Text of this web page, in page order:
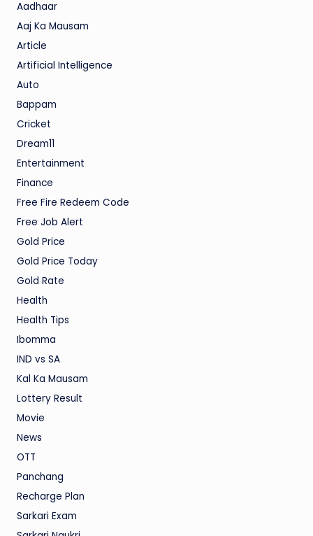
Aadhaar
Aaj Ka Mausam
Article
Artificial Intelligence
Auto
Bappam
Cricket
Dream11
Entertainment
Finance
Free Fire Redeem Code
Free Job Alert
Gold Price
Gold Price Today
Gold Rate
Health
Health Tips
Ibomma
IND vs SA
Kal Ka Mausam
Lottery Result
Movie
News
OTT
Panchang
Recharge Plan
Sarkari Exam